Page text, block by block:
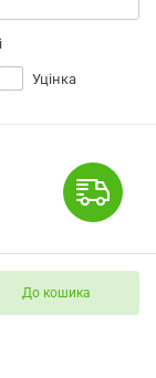
Уцінка
До кошика